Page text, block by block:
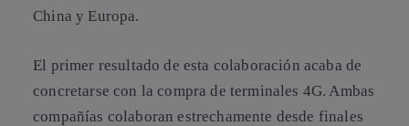
China y Europa.
El primer resultado de esta colaboración acaba de
concretarse con la compra de terminales 4G. Ambas
compañías colaboran estrechamente desde finales